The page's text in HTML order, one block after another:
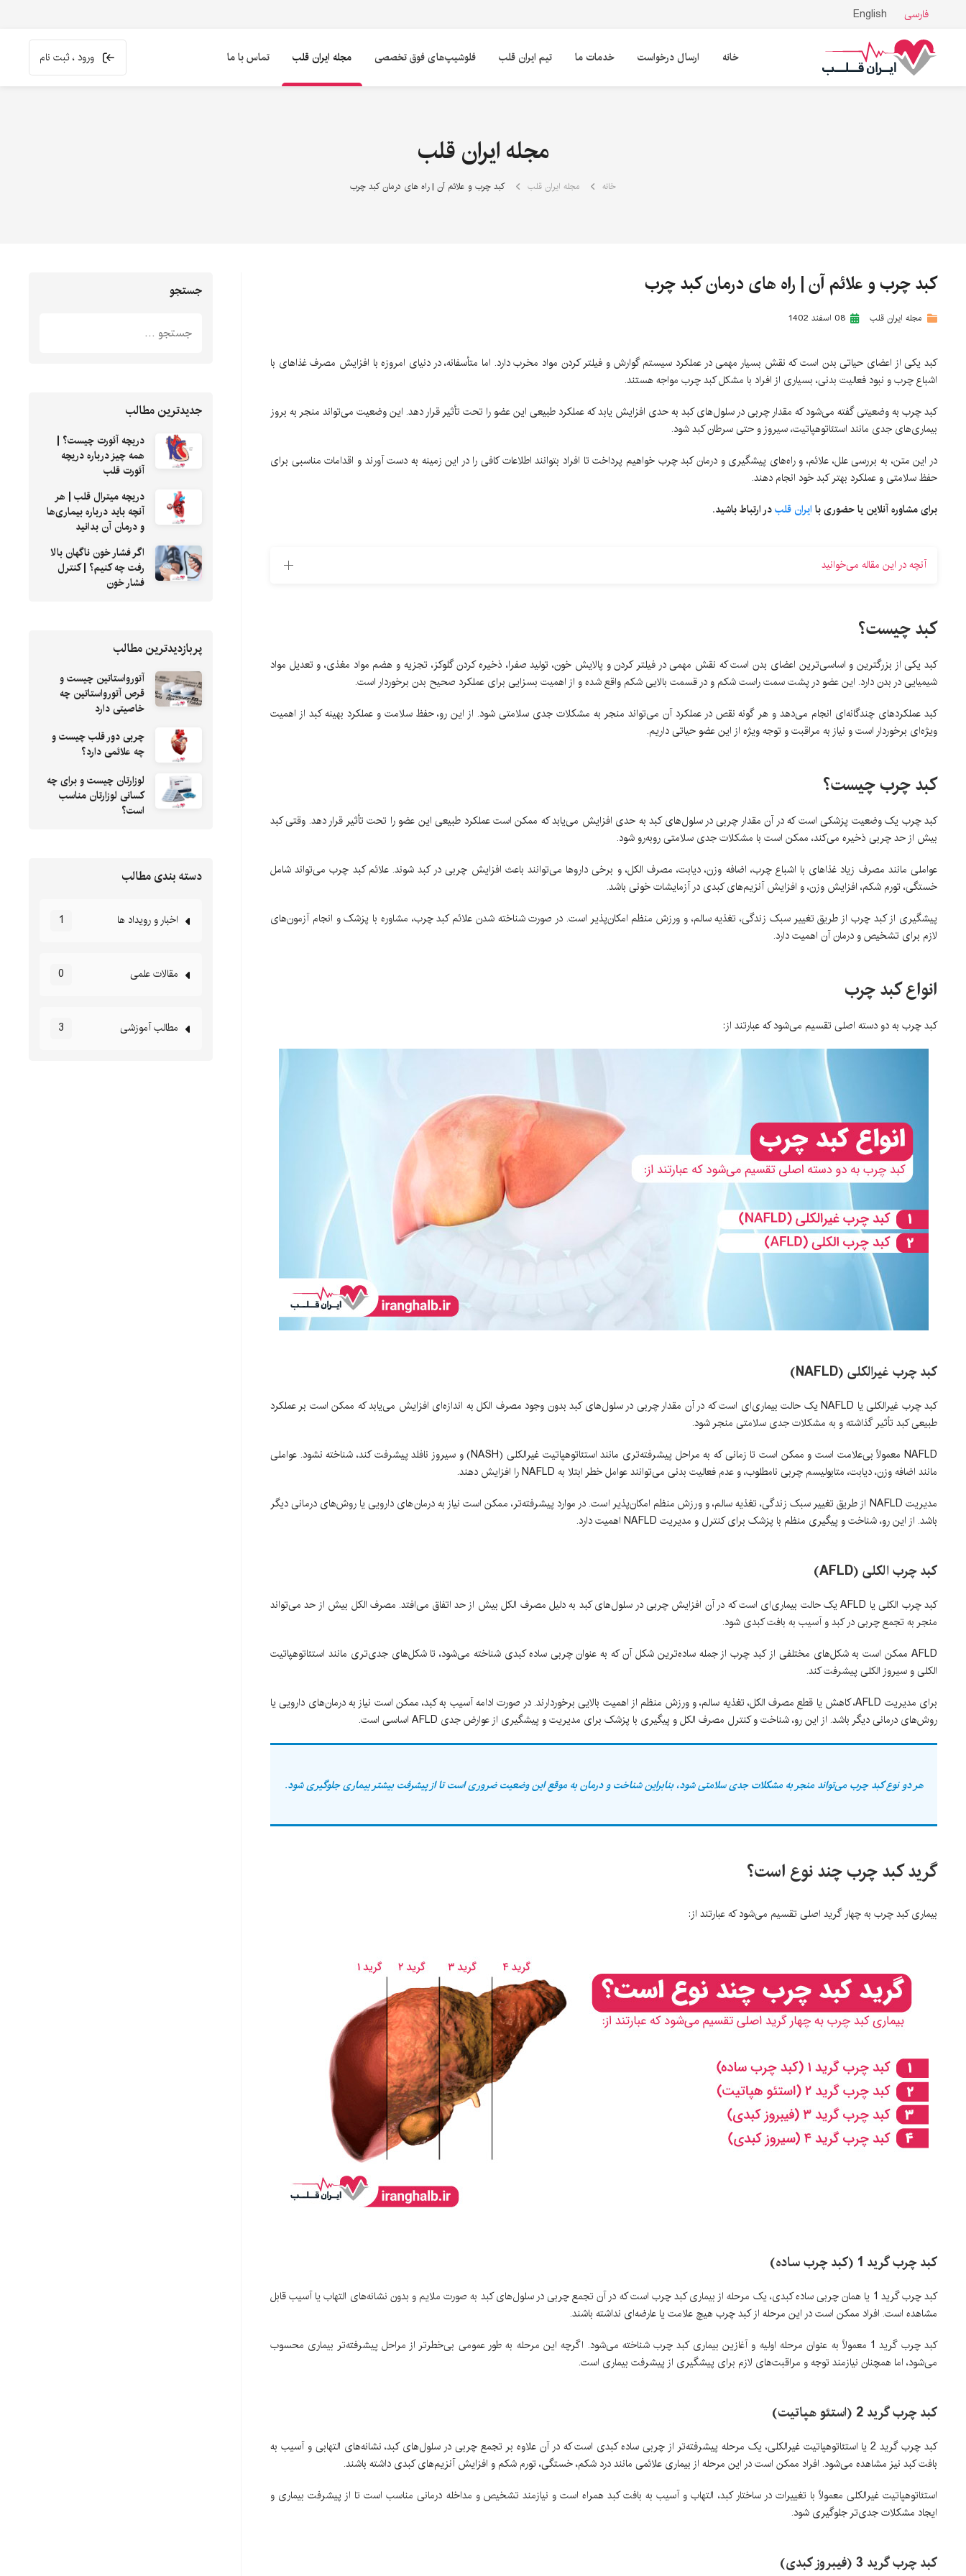
فارسی English
خانه ارسال درخواست خدمات ما تیم ایران قلب فلوشیپ‌های فوق تخصصی مجله ایران قلب تماس با ما ورود ، ثبت نام
مجله ایران قلب
خانه مجله ایران قلب کبد چرب و علائم آن | راه های درمان کبد چرب
کبد چرب و علائم آن | راه های درمان کبد چرب
مجله ایران قلب 08 اسفند 1402
کبد یکی از اعضای حیاتی بدن است که نقش بسیار مهمی در عملکرد سیستم گوارش و فیلتر کردن مواد مخرب دارد. اما متأسفانه، در دنیای امروزه با افزایش مصرف غذاهای با
اشباع چرب و نبود فعالیت بدنی، بسیاری از افراد با مشکل کبد چرب مواجه هستند.
کبد چرب به وضعیتی گفته می‌شود که مقدار چربی در سلول‌های کبد به حدی افزایش یابد که عملکرد طبیعی این عضو را تحت تأثیر قرار دهد. این وضعیت می‌تواند منجر به بروز
بیماری‌های جدی مانند استئاتوهپاتیت، سیروز و حتی سرطان کبد شود.
در این متن، به بررسی علل، علائم، و راه‌های پیشگیری و درمان کبد چرب خواهیم پرداخت تا افراد بتوانند اطلاعات کافی را در این زمینه به دست آورند و اقدامات مناسبی برای
حفظ سلامتی و عملکرد بهتر کبد خود انجام دهند.
برای مشاوره آنلاین یا حضوری با ایران قلبدر ارتباط باشید.
آنچه در این مقاله می‌خوانید
کبد چیست؟
کبد یکی از بزرگترین و اساسی‌ترین اعضای بدن است که نقش مهمی در فیلتر کردن و پالایش خون، تولید صفرا، ذخیره کردن گلوکز، تجزیه و هضم مواد مغذی، و تعدیل مواد
شیمیایی در بدن دارد. این عضو در پشت سمت راست شکم و در قسمت بالایی شکم واقع شده و از اهمیت بسزایی برای عملکرد صحیح بدن برخوردار است.
کبد عملکرد‌های چندگانه‌ای انجام می‌دهد و هر گونه نقص در عملکرد آن می‌تواند منجر به مشکلات جدی سلامتی شود. از این رو، حفظ سلامت و عملکرد بهینه کبد از اهمیت
ویژه‌ای برخوردار است و نیاز به مراقبت و توجه ویژه از این عضو حیاتی داریم.
کبد چرب چیست؟
کبد چرب یک وضعیت پزشکی است که در آن مقدار چربی در سلول‌های کبد به حدی افزایش می‌یابد که ممکن است عملکرد طبیعی این عضو را تحت تأثیر قرار دهد. وقتی کبد
بیش از حد چربی ذخیره می‌کند، ممکن است با مشکلات جدی سلامتی روبه‌رو شود.
عواملی مانند مصرف زیاد غذاهای با اشباع چرب، اضافه وزن، دیابت، مصرف الکل، و برخی داروها می‌توانند باعث افزایش چربی در کبد شوند. علائم کبد چرب می‌تواند شامل
خستگی، تورم شکم، افزایش وزن، و افزایش آنزیم‌های کبدی در آزمایشات خونی باشد.
پیشگیری از کبد چرب از طریق تغییر سبک زندگی، تغذیه سالم، و ورزش منظم امکان‌پذیر است. در صورت شناخته شدن علائم کبد چرب، مشاوره با پزشک و انجام آزمون‌های
لازم برای تشخیص و درمان آن اهمیت دارد.
انواع کبد چرب
کبد چرب به دو دسته اصلی تقسیم می‌شود که عبارتند از:
کبد چرب غیرالکلی (NAFLD)
کبد چرب غیرالکلی یا NAFLD یک حالت بیماری‌ای است که در آن مقدار چربی در سلول‌های کبد بدون وجود مصرف الکل به اندازه‌ای افزایش می‌یابد که ممکن است بر عملکرد
طبیعی کبد تأثیر گذاشته و به مشکلات جدی سلامتی منجر شود.
NAFLD معمولاً بی‌علامت است و ممکن است تا زمانی که به مراحل پیشرفته‌تری مانند استئاتوهپاتیت غیرالکلی (NASH) و سیروز نافلد پیشرفت کند، شناخته نشود. عواملی
مانند اضافه وزن، دیابت، متابولیسم چربی نامطلوب، و عدم فعالیت بدنی می‌توانند عوامل خطر ابتلا به NAFLD را افزایش دهند.
مدیریت NAFLD از طریق تغییر سبک زندگی، تغذیه سالم، و ورزش منظم امکان‌پذیر است. در موارد پیشرفته‌تر، ممکن است نیاز به درمان‌های دارویی یا روش‌های درمانی دیگر
باشد. از این رو، شناخت و پیگیری منظم با پزشک برای کنترل و مدیریت NAFLD اهمیت دارد.
کبد چرب الکلی (AFLD)
کبد چرب الکلی یا AFLD یک حالت بیماری‌ای است که در آن افزایش چربی در سلول‌های کبد به دلیل مصرف الکل بیش از حد اتفاق می‌افتد. مصرف الکل بیش از حد می‌تواند
منجر به تجمع چربی در کبد و آسیب به بافت کبدی شود.
AFLD ممکن است به شکل‌های مختلفی از کبد چرب از جمله ساده‌ترین شکل آن که به عنوان چربی ساده کبدی شناخته می‌شود، تا شکل‌های جدی‌تری مانند استئاتوهپاتیت
الکلی و سیروز الکلی پیشرفت کند.
برای مدیریت AFLD، کاهش یا قطع مصرف الکل، تغذیه سالم، و ورزش منظم از اهمیت بالایی برخوردارند. در صورت ادامه آسیب به کبد، ممکن است نیاز به درمان‌های دارویی یا
روش‌های درمانی دیگر باشد. از این رو، شناخت و کنترل مصرف الکل و پیگیری با پزشک برای مدیریت و پیشگیری از عوارض جدی AFLD اساسی است.
هر دو نوع کبد چرب می‌تواند منجر به مشکلات جدی سلامتی شود، بنابراین شناخت و درمان به موقع این وضعیت ضروری است تا از پیشرفت بیشتر بیماری جلوگیری شود.
گرید کبد چرب چند نوع است؟
بیماری کبد چرب به چهار گرید اصلی تقسیم می‌شود که عبارتند از:
کبد چرب گرید 1 (کبد چرب ساده)
کبد چرب گرید 1 یا همان چربی ساده کبدی، یک مرحله از بیماری کبد چرب است که در آن تجمع چربی در سلول‌های کبد به صورت ملایم و بدون نشانه‌های التهاب یا آسیب قابل
مشاهده است. افراد ممکن است در این مرحله از کبد چرب هیچ علامت یا عارضه‌ای نداشته باشند.
کبد چرب گرید 1 معمولاً به عنوان مرحله اولیه و آغازین بیماری کبد چرب شناخته می‌شود. اگرچه این مرحله به طور عمومی بی‌خطرتر از مراحل پیشرفته‌تر بیماری محسوب
می‌شود، اما همچنان نیازمند توجه و مراقبت‌های لازم برای پیشگیری از پیشرفت بیماری است.
کبد چرب گرید 2 (استئو هپاتیت)
کبد چرب گرید 2 یا استئاتوهپاتیت غیرالکلی، یک مرحله پیشرفته‌تر از چربی ساده کبدی است که در آن علاوه بر تجمع چربی در سلول‌های کبد، نشانه‌های التهابی و آسیب به
بافت کبد نیز مشاهده می‌شود. افراد ممکن است در این مرحله از بیماری علائمی مانند درد شکم، خستگی، تورم شکم و افزایش آنزیم‌های کبدی داشته باشند.
استئاتوهپاتیت غیرالکلی معمولاً با تغییرات در ساختار کبد، التهاب و آسیب به بافت کبد همراه است و نیازمند تشخیص و مداخله درمانی مناسب است تا از پیشرفت بیماری و
ایجاد مشکلات جدی‌تر جلوگیری شود.
کبد چرب گرید 3 (فیبروز کبدی)
جستجو
جدیدترین مطالب
دریچه آئورت چیست؟ |
همه چیز درباره دریچه
آئورت قلب
دریچه میترال قلب | هر
آنچه باید درباره بیماری‌ها
و درمان آن بدانید
اگر فشار خون ناگهان بالا
رفت چه کنیم؟ | کنترل
فشار خون
پربازدیدترین مطالب
آتورواستاتین چیست و
قرص آتورواستاتین چه
خاصیتی دارد
چربی دور قلب چیست و
چه علائمی دارد؟
لوزارتان چیست و برای چه
کسانی لوزارتان مناسب
است؟
دسته بندی مطالب
اخبار و رویداد ها 1
مقالات علمی 0
مطالب آموزشی 3